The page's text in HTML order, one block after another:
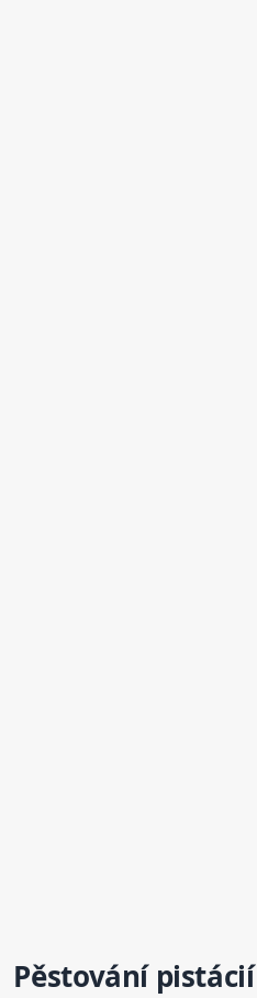
Pěstování pistácií